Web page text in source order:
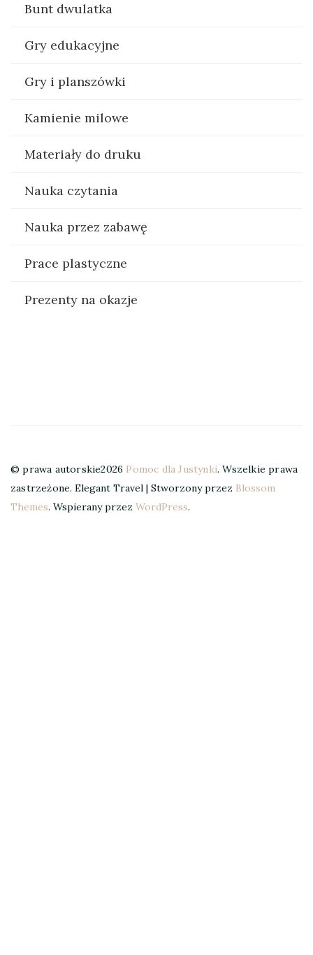
Bunt dwulatka
Gry edukacyjne
Gry i planszówki
Kamienie milowe
Materiały do druku
Nauka czytania
Nauka przez zabawę
Prace plastyczne
Prezenty na okazje
© prawa autorskie2026 Pomoc dla Justynki. Wszelkie prawa
zastrzeżone. Elegant Travel | Stworzony przez Blossom
Themes. Wspierany przez WordPress.